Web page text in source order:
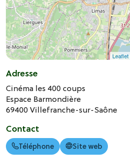
Leaflet
Adresse
Cinéma les 400 coups
Espace Barmondière
69400Villefranche-sur-Saône
Contact
Téléphone Site web